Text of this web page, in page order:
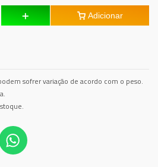
Adicionar
sofrer variação de acordo com o peso.